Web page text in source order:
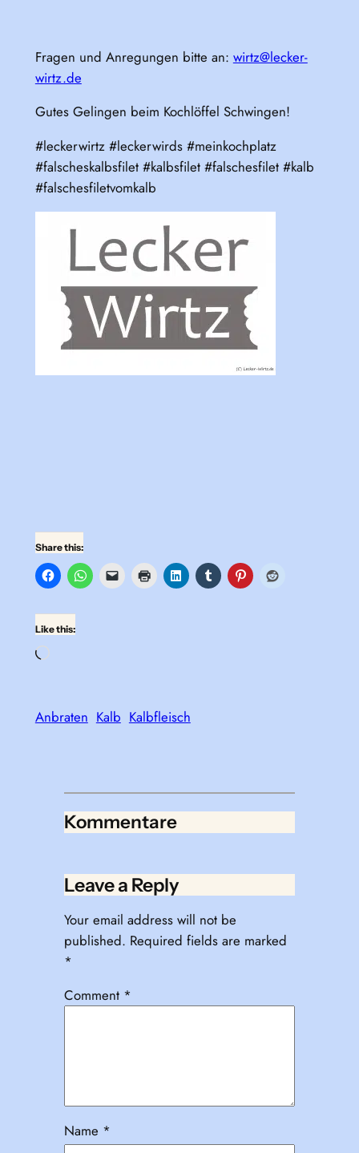
Fragen und Anregungen bitte an: wirtz@lecker-
wirtz.de
Gutes Gelingen beim Kochlöffel Schwingen!
#leckerwirtz #leckerwirds #meinkochplatz
#falscheskalbsfilet #kalbsfilet #falschesfilet #kalb
#falschesfiletvomkalb
Share this:
Like this:
Loading…
Anbraten Kalb Kalbfleisch
Kommentare
Leave a Reply
Your email address will not be
published. Required fields are marked
*
Comment *
Name *